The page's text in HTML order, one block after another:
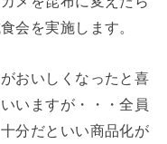
会を実施します。
おいしくなったと喜
いますが・・・全員
分だといい商品化が